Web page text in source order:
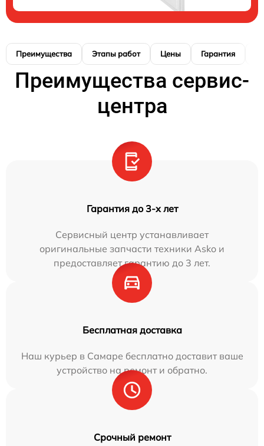
Преимущества Этапы работ Цены Гарантия
Преимущества сервис-
центра
Гарантия до 3-х лет
Сервисный центр устанавливает
оригинальные запчасти техники Asko и
предоставляет гарантию до 3 лет.
Бесплатная доставка
Наш курьер в Самаре бесплатно доставит ваше
устройство на ремонт и обратно.
Срочный ремонт